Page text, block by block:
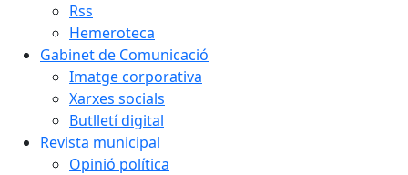
Rss
Hemeroteca
Gabinet de Comunicació
Imatge corporativa
Xarxes socials
Butlletí digital
Revista municipal
Opinió política